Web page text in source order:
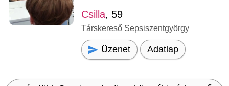
Csilla, 59
Társkereső Sepsiszentgyörgy
Üzenet Adatlap